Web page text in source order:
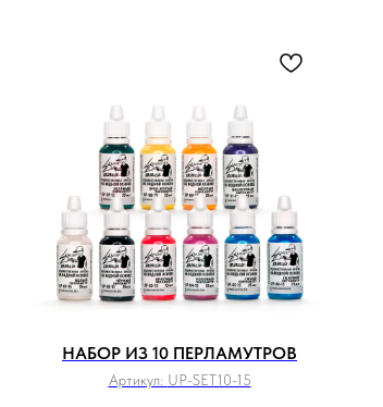
НАБОР ИЗ 10 ПЕРЛАМУТРОВ
Артикул: UP-SET10-15